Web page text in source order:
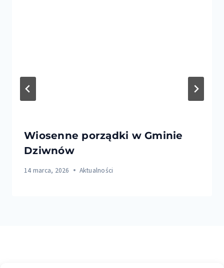
Wiosenne porządki w Gminie
Dziwnów
14 marca, 2026 Aktualności